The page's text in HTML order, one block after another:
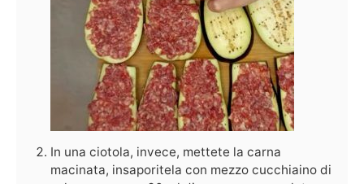
In una ciotola, invece, mettete la carna
macinata, insaporitela con mezzo cucchiaino di